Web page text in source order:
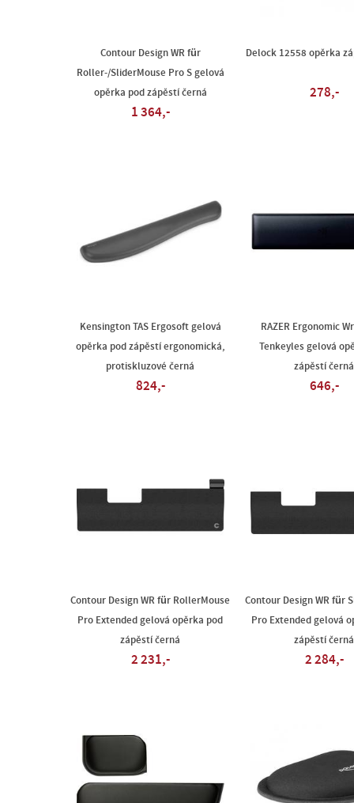
Contour Design WR für
Roller-/SliderMouse Pro S gelová
opěrka pod zápěstí černá
1 364,-
Delock 12558 opěrka
278,-
Kensington TAS Ergosoft gelová
opěrka pod zápěstí ergonomická,
protiskluzové černá
824,-
RAZER Ergonomic
Tenkeyles gelová
zápěstí černá
646,-
Contour Design WR für RollerMouse
Pro Extended gelová opěrka pod
zápěstí černá
2 231,-
Contour Design WR für
Pro Extended gelová
zápěstí černá
2 284,-